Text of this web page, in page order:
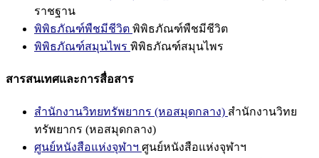
ราชฐาน
พิพิธภัณฑ์พืชมีชีวิต พิพิธภัณฑ์พืชมีชีวิต
พิพิธภัณฑ์สมุนไพร พิพิธภัณฑ์สมุนไพร
สารสนเทศและการสื่อสาร
สำนักงานวิทยทรัพยากร (หอสมุดกลาง) สำนักงานวิทย
ทรัพยากร (หอสมุดกลาง)
ศูนย์หนังสือแห่งจุฬาฯ ศูนย์หนังสือแห่งจุฬาฯ